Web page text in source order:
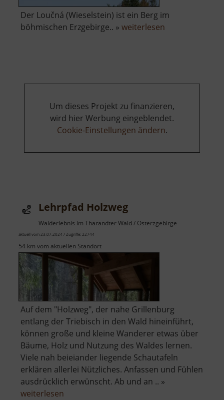
Der Loučná (Wieselstein) ist ein Berg im
böhmischen Erzgebirge.. » weiterlesen
Um dieses Projekt zu finanzieren,
wird hier Werbung eingeblendet.
Cookie-Einstellungen ändern.
Lehrpfad Holzweg
Walderlebnis im Tharandter Wald / Osterzgebirge
aktuell vom 23.07.2024 / Zugriffe: 22744
54 km vom aktuellen Standort
Auf dem "Holzweg", der nahe Grillenburg
entlang der Triebisch in den Wald hineinführt,
können große und kleine Wanderer etwas über
Bäume, Holz und Nutzung des Waldes lernen.
Viele nah beieiander liegende Schautafeln
erklären allerlei Nützliches. Anfassen und Fühlen
ausdrücklich erwünscht. Ab und an .. »
weiterlesen